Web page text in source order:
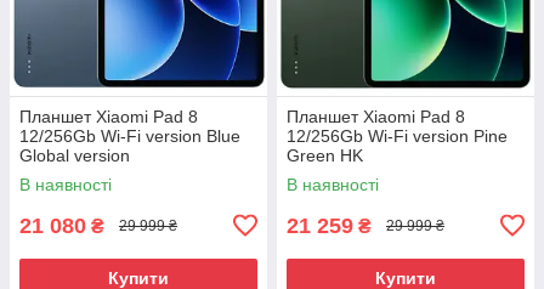
Планшет Xiaomi Pad 8
12/256Gb Wi-Fi version Blue
Global version
В наявності
21 080 ₴ 29 999 ₴
Купити
Планшет Xiaomi Pad 8
12/256Gb Wi-Fi version Pine
Green HK
В наявності
21 259 ₴ 29 999 ₴
Купити